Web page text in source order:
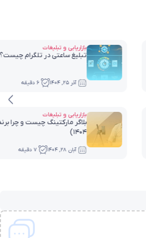
تبلیغات ساعتی در تلگرام بدانید!
فروش استفاده می‌کنند؟ (تحلیل اثرگذاری در